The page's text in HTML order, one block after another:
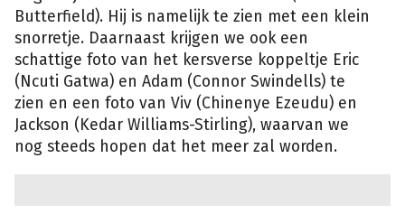
Butterfield). Hij is namelijk te zien met een klein
snorretje. Daarnaast krijgen we ook een
schattige foto van het kersverse koppeltje Eric
(Ncuti Gatwa) en Adam (Connor Swindells) te
zien en een foto van Viv (Chinenye Ezeudu) en
Jackson (Kedar Williams-Stirling), waarvan we
nog steeds hopen dat het meer zal worden.